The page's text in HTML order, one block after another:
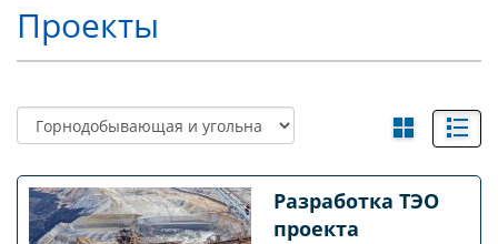
Проекты
Разработка ТЭО
проекта